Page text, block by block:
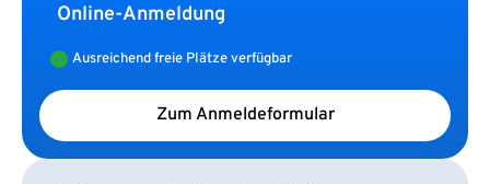
Online-Anmeldung
Ausreichend freie Plätze verfügbar
Zum Anmeldeformular